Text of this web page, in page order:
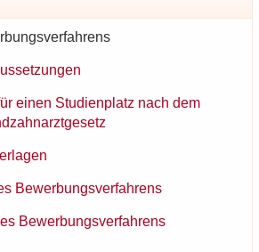
einen Stu­di­en­platz nach dem
Be­wer­bungs­ver­fah­rens
Be­wer­bungs­ver­fah­rens